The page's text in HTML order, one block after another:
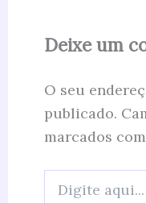
Deixe um
O seu
publicado.
marcados com
aqui...